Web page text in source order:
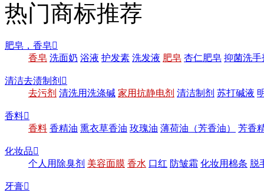
热门商标推荐
肥皂，香皂
香皂 洗面奶 浴液 护发素 洗发液 肥皂 杏仁肥皂 抑菌洗手
清洁去渍制剂 
去污剂 清洗用洗涤碱 家用抗静电剂 清洁制剂 苏打碱液
香料
香料 香精油 熏衣草香油 玫瑰油 薄荷油（芳香油） 芳香
化妆品
个人用除臭剂 美容面膜 香水 口红 防皱霜 化妆用棉条 脱
牙膏